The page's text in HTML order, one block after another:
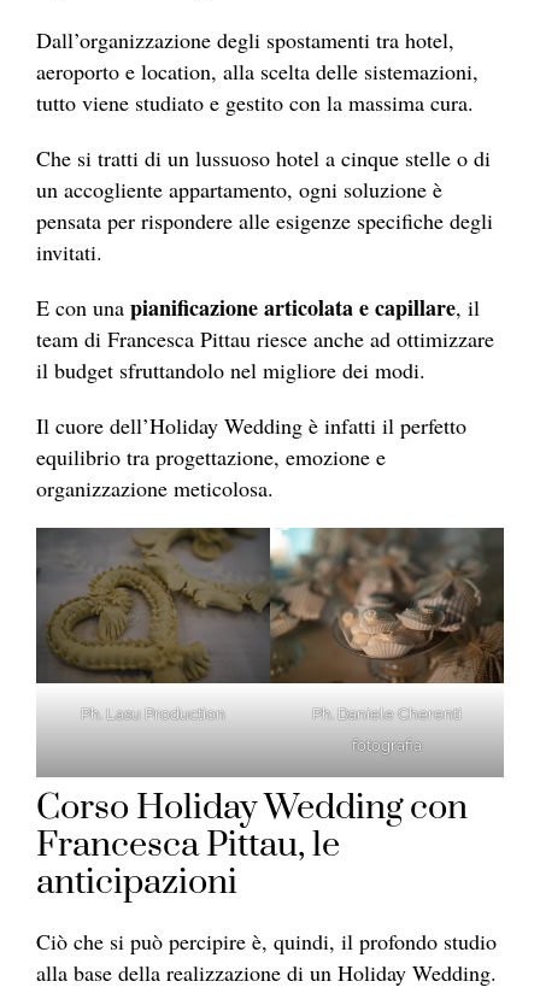
Dall’organizzazione degli spostamenti tra hotel,
aeroporto e location, alla scelta delle sistemazioni,
tutto viene studiato e gestito con la massima cura.
Che si tratti di un lussuoso hotel a cinque stelle o di
un accogliente appartamento, ogni soluzione è
pensata per rispondere alle esigenze specifiche degli
invitati.
E con una pianificazione articolata e capillare, il
team di Francesca Pittau riesce anche ad ottimizzare
il budget sfruttandolo nel migliore dei modi.
Il cuore dell’Holiday Wedding è infatti il perfetto
equilibrio tra progettazione, emozione e
organizzazione meticolosa.
Ph. Lasu Production
Ph. Daniele Cherenti
fotografia
Corso Holiday Wedding con
Francesca Pittau, le
anticipazioni
Ciò che si può percipire è, quindi, il profondo studio
alla base della realizzazione di un Holiday Wedding.